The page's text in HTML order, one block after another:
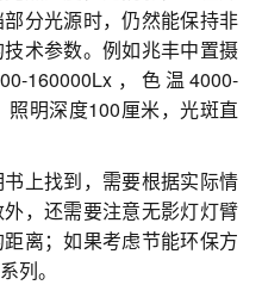
分光源时，仍然能保持非
术参数。例如兆丰中置摄
160000Lx，色温4000-
明深度100厘米，光斑直
上找到，需要根据实际情
，还需要注意无影灯灯臂
离；如果考虑节能环保方
列。